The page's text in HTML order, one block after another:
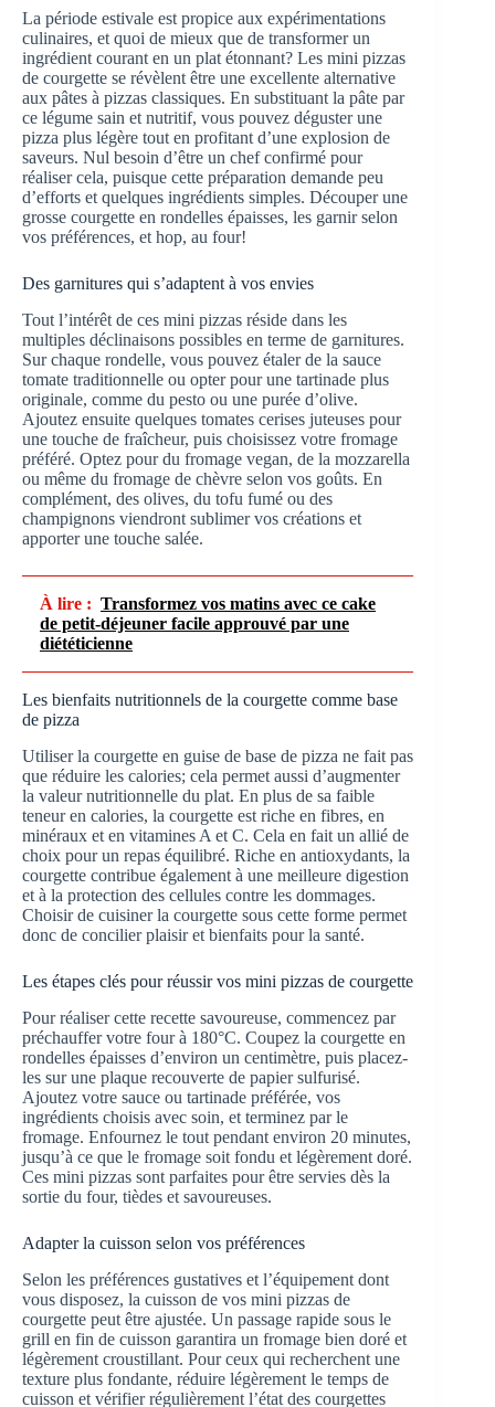
La période estivale est propice aux expérimentations
culinaires, et quoi de mieux que de transformer un
ingrédient courant en un plat étonnant? Les mini pizzas
de courgette se révèlent être une excellente alternative
aux pâtes à pizzas classiques. En substituant la pâte par
ce légume sain et nutritif, vous pouvez déguster une
pizza plus légère tout en profitant d’une explosion de
saveurs. Nul besoin d’être un chef confirmé pour
réaliser cela, puisque cette préparation demande peu
d’efforts et quelques ingrédients simples. Découper une
grosse courgette en rondelles épaisses, les garnir selon
vos préférences, et hop, au four!
Des garnitures qui s’adaptent à vos envies
Tout l’intérêt de ces mini pizzas réside dans les
multiples déclinaisons possibles en terme de garnitures.
Sur chaque rondelle, vous pouvez étaler de la sauce
tomate traditionnelle ou opter pour une tartinade plus
originale, comme du pesto ou une purée d’olive.
Ajoutez ensuite quelques tomates cerises juteuses pour
une touche de fraîcheur, puis choisissez votre fromage
préféré. Optez pour du fromage vegan, de la mozzarella
ou même du fromage de chèvre selon vos goûts. En
complément, des olives, du tofu fumé ou des
champignons viendront sublimer vos créations et
apporter une touche salée.
À lire : Transformez vos matins avec ce cake
de petit-déjeuner facile approuvé par une
diététicienne
Les bienfaits nutritionnels de la courgette comme base
de pizza
Utiliser la courgette en guise de base de pizza ne fait pas
que réduire les calories; cela permet aussi d’augmenter
la valeur nutritionnelle du plat. En plus de sa faible
teneur en calories, la courgette est riche en fibres, en
minéraux et en vitamines A et C. Cela en fait un allié de
choix pour un repas équilibré. Riche en antioxydants, la
courgette contribue également à une meilleure digestion
et à la protection des cellules contre les dommages.
Choisir de cuisiner la courgette sous cette forme permet
donc de concilier plaisir et bienfaits pour la santé.
Les étapes clés pour réussir vos mini pizzas de courgette
Pour réaliser cette recette savoureuse, commencez par
préchauffer votre four à 180°C. Coupez la courgette en
rondelles épaisses d’environ un centimètre, puis placez-
les sur une plaque recouverte de papier sulfurisé.
Ajoutez votre sauce ou tartinade préférée, vos
ingrédients choisis avec soin, et terminez par le
fromage. Enfournez le tout pendant environ 20 minutes,
jusqu’à ce que le fromage soit fondu et légèrement doré.
Ces mini pizzas sont parfaites pour être servies dès la
sortie du four, tièdes et savoureuses.
Adapter la cuisson selon vos préférences
Selon les préférences gustatives et l’équipement dont
vous disposez, la cuisson de vos mini pizzas de
courgette peut être ajustée. Un passage rapide sous le
grill en fin de cuisson garantira un fromage bien doré et
légèrement croustillant. Pour ceux qui recherchent une
texture plus fondante, réduire légèrement le temps de
cuisson et vérifier régulièrement l’état des courgettes